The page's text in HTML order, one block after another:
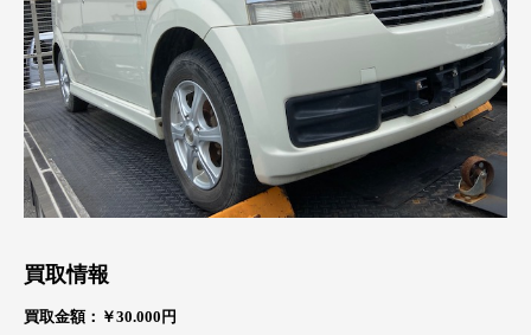
買取情報
買取金額：￥30.000円